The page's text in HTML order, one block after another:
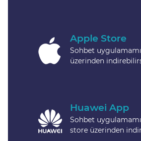
Apple Store
Sohbet
üzerinden
Huawei App
Sohbet
store üzerinden